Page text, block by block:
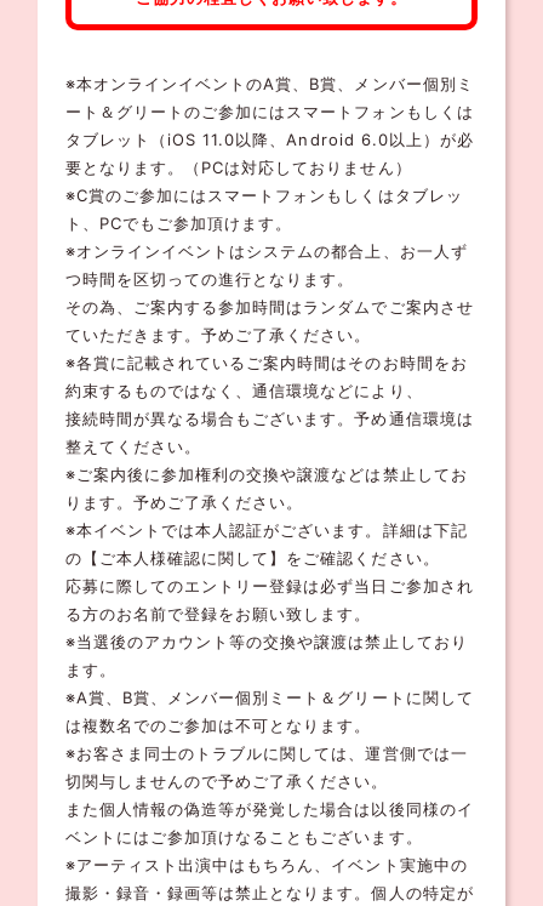
※本オンラインイベントのA賞、B賞、メンバー個別ミ
ート＆グリートのご参加にはスマートフォンもしくは
タブレット（iOS 11.0以降、Android 6.0以上）が必
要となります。（PCは対応しておりません）
※C賞のご参加にはスマートフォンもしくはタブレッ
ト、PCでもご参加頂けます。
※オンラインイベントはシステムの都合上、お一人ず
つ時間を区切っての進行となります。
その為、ご案内する参加時間はランダムでご案内させ
ていただきます。予めご了承ください。
※各賞に記載されているご案内時間はそのお時間をお
約束するものではなく、通信環境などにより、
接続時間が異なる場合もございます。予め通信環境は
整えてください。
※ご案内後に参加権利の交換や譲渡などは禁止してお
ります。予めご了承ください。
※本イベントでは本人認証がございます。詳細は下記
の【ご本人様確認に関して】をご確認ください。
応募に際してのエントリー登録は必ず当日ご参加され
る方のお名前で登録をお願い致します。
※当選後のアカウント等の交換や譲渡は禁止しており
ます。
※A賞、B賞、メンバー個別ミート＆グリートに関して
は複数名でのご参加は不可となります。
※お客さま同士のトラブルに関しては、運営側では一
切関与しませんので予めご了承ください。
また個人情報の偽造等が発覚した場合は以後同様のイ
ベントにはご参加頂けなることもございます。
※アーティスト出演中はもちろん、イベント実施中の
撮影・録音・録画等は禁止となります。個人の特定が